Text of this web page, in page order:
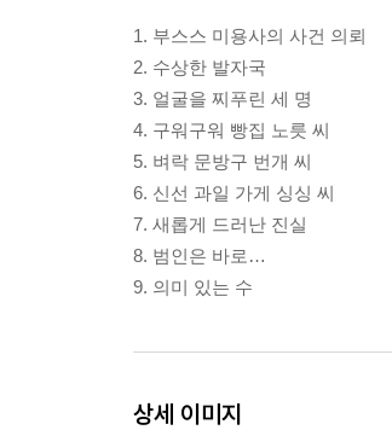
1. 부스스 미용사의 사건 의뢰
2. 수상한 발자국
3. 얼굴을 찌푸린 세 명
4. 구워구워 빵집 노릇 씨
5. 벼락 문방구 번개 씨
6. 신선 과일 가게 싱싱 씨
7. 새롭게 드러난 진실
8. 범인은 바로…
9. 의미 있는 수
상세 이미지